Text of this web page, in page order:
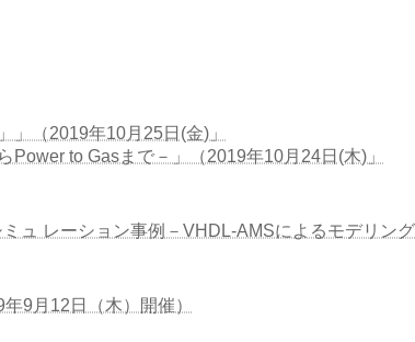
」（2019年10月25日(金)」
Power to Gasまで－」（2019年10月24日(木)」
ュ レーション事例－VHDL-AMSによるモデリン
9月12日（木）開催）